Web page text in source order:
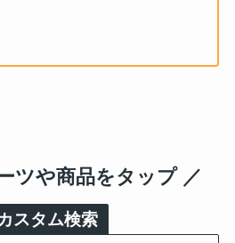
ツや商品をタップ ／
スタム検索